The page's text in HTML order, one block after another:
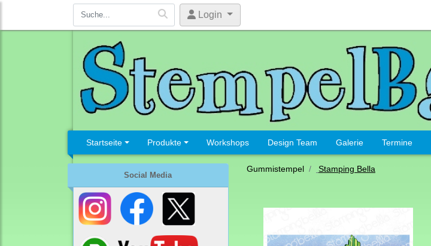
Login
Startseite Produkte Workshops Design Team Galerie Termine
Social Media
Gummistempel Stamping Bella